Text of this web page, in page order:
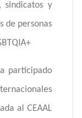
sindicatos y
de personas
participado
al CEAAL